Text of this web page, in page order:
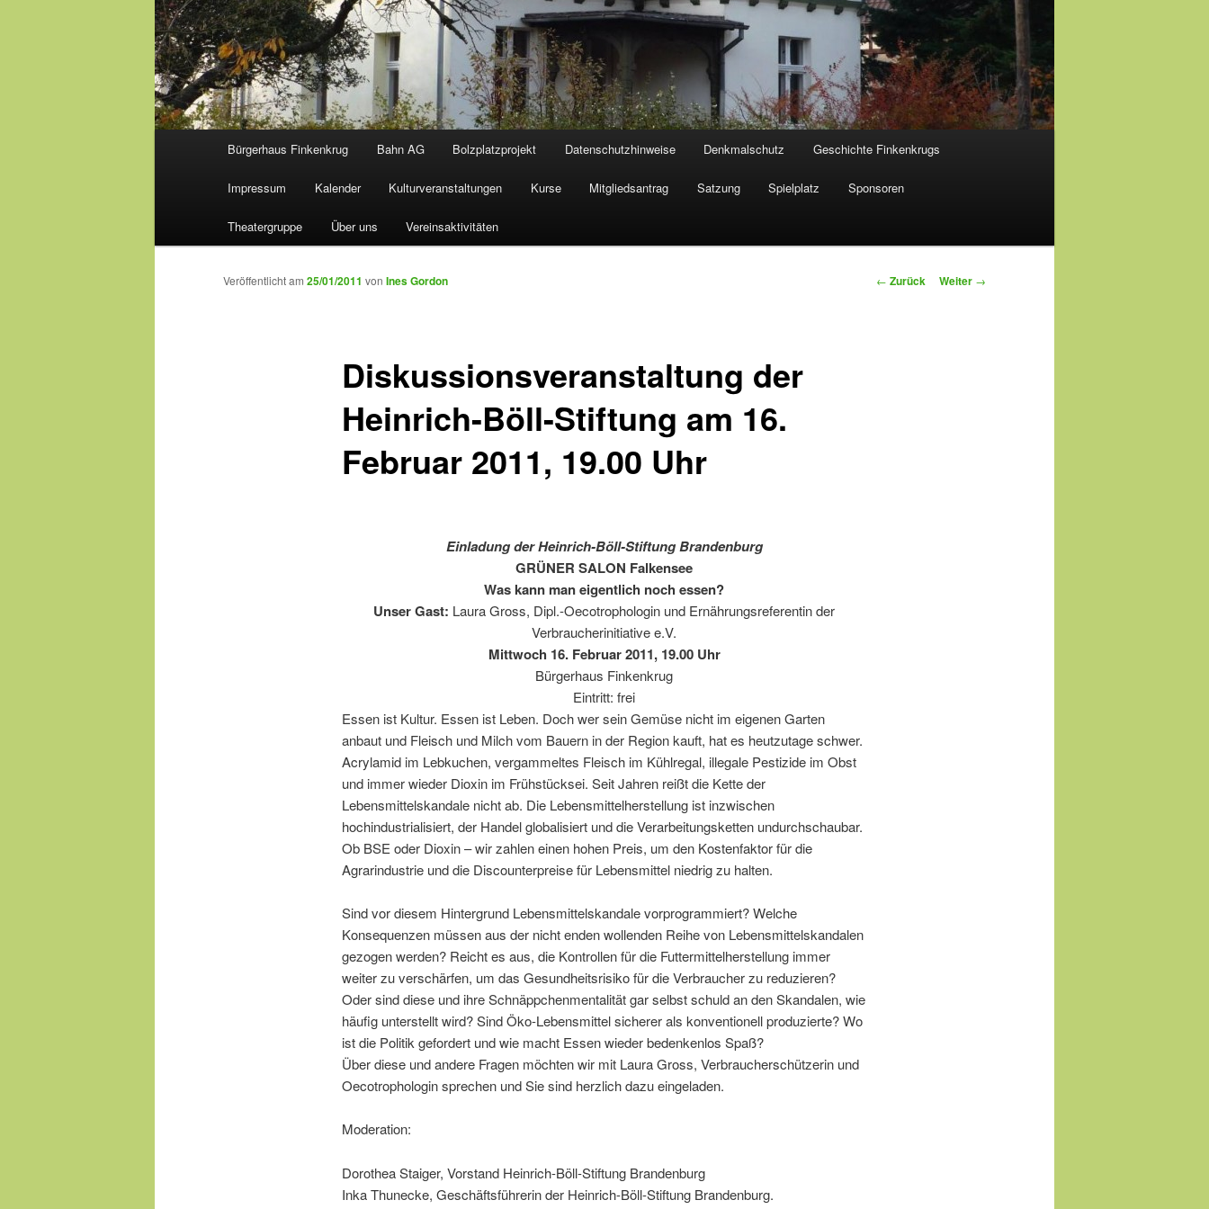
Bürgerhaus Finkenkrug Bahn AG Bolzplatzprojekt Datenschutzhinweise Denkmalschutz Geschichte Finkenkrugs
Impressum Kalender Kulturveranstaltungen Kurse Mitgliedsantrag Satzung Spielplatz Sponsoren
Theatergruppe Über uns Vereinsaktivitäten
Beitragsnavigation
← Zurück Weiter →
Diskussionsveranstaltung der
Heinrich-Böll-Stiftung am 16.
Februar 2011, 19.00 Uhr
Veröffentlicht am 25/01/2011 von Ines Gordon
Einladung der Heinrich-Böll-Stiftung Brandenburg
GRÜNER SALON Falkensee
Was kann man eigentlich noch essen?
Unser Gast: Laura Gross, Dipl.-Oecotrophologin und Ernährungsreferentin der
Verbraucherinitiative e.V.
Mittwoch 16. Februar 2011, 19.00 Uhr
Bürgerhaus Finkenkrug
Eintritt: frei
Essen ist Kultur. Essen ist Leben. Doch wer sein Gemüse nicht im eigenen Garten
anbaut und Fleisch und Milch vom Bauern in der Region kauft, hat es heutzutage schwer.
Acrylamid im Lebkuchen, vergammeltes Fleisch im Kühlregal, illegale Pestizide im Obst
und immer wieder Dioxin im Frühstücksei. Seit Jahren reißt die Kette der
Lebensmittelskandale nicht ab. Die Lebensmittelherstellung ist inzwischen
hochindustrialisiert, der Handel globalisiert und die Verarbeitungsketten undurchschaubar.
Ob BSE oder Dioxin – wir zahlen einen hohen Preis, um den Kostenfaktor für die
Agrarindustrie und die Discounterpreise für Lebensmittel niedrig zu halten.
Sind vor diesem Hintergrund Lebensmittelskandale vorprogrammiert? Welche
Konsequenzen müssen aus der nicht enden wollenden Reihe von Lebensmittelskandalen
gezogen werden? Reicht es aus, die Kontrollen für die Futtermittelherstellung immer
weiter zu verschärfen, um das Gesundheitsrisiko für die Verbraucher zu reduzieren?
Oder sind diese und ihre Schnäppchenmentalität gar selbst schuld an den Skandalen, wie
häufig unterstellt wird? Sind Öko-Lebensmittel sicherer als konventionell produzierte? Wo
ist die Politik gefordert und wie macht Essen wieder bedenkenlos Spaß?
Über diese und andere Fragen möchten wir mit Laura Gross, Verbraucherschützerin und
Oecotrophologin sprechen und Sie sind herzlich dazu eingeladen.
Moderation:
Dorothea Staiger, Vorstand Heinrich-Böll-Stiftung Brandenburg
Inka Thunecke, Geschäftsführerin der Heinrich-Böll-Stiftung Brandenburg.